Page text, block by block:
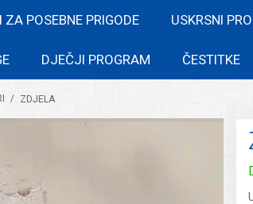
ZA POSEBNE PRIGODE USKRSNI
DJEČJI PROGRAM ČESTITKE
/ ZDJELA